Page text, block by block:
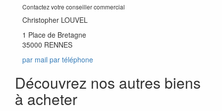
Contactez votre conseiller commercial
Christopher LOUVEL
1 Place de Bretagne
35000 RENNES
par mail par téléphone
Découvrez nos autres biens
à acheter